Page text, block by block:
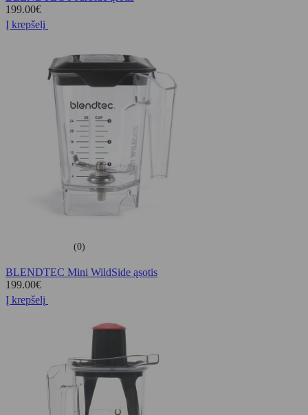
199.00€
Į krepšelį
(0)
BLENDTEC Mini WildSide ąsotis
199.00€
Į krepšelį